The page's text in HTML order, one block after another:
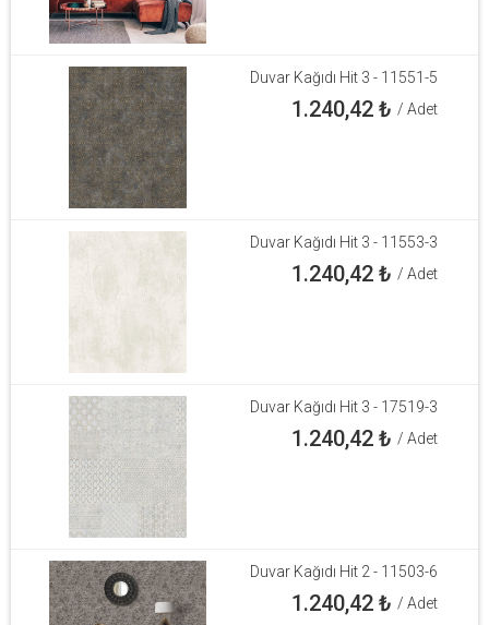
Duvar Kağıdı Hit 3 - 11551-5
1.240,42₺ / Adet
Duvar Kağıdı Hit 3 - 11553-3
1.240,42₺ / Adet
Duvar Kağıdı Hit 3 - 17519-3
1.240,42₺ / Adet
Duvar Kağıdı Hit 2 - 11503-6
1.240,42₺ / Adet